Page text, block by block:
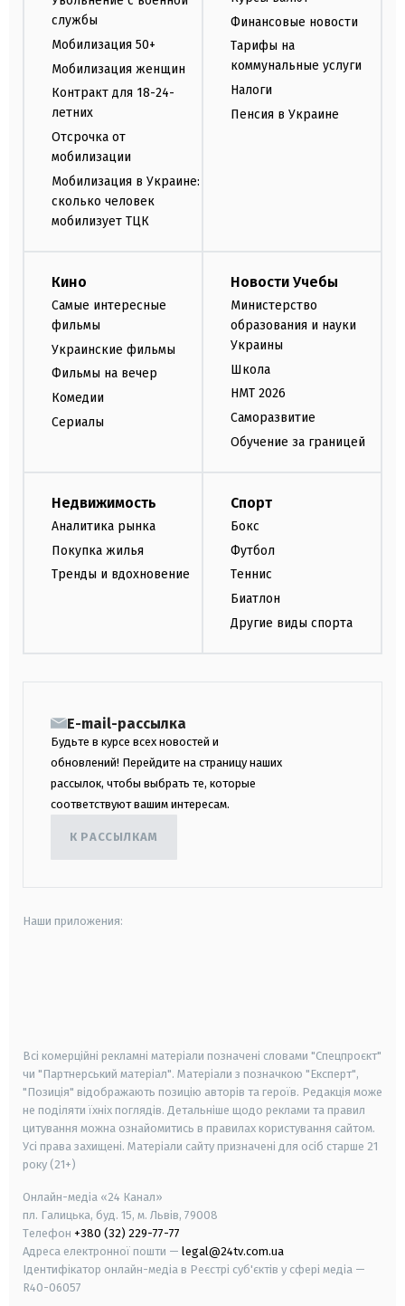
службы
Мобилизация 50+
Мобилизация женщин
Контракт для 18-24-
летних
Отсрочка от
мобилизации
Мобилизация в Украине:
сколько человек
мобилизует ТЦК
Финансовые новости
Тарифы на
коммунальные услуги
Налоги
Пенсия в Украине
Кино
Самые интересные
фильмы
Украинские фильмы
Фильмы на вечер
Комедии
Сериалы
Новости Учебы
Министерство
образования и науки
Украины
Школа
НМТ 2026
Саморазвитие
Обучение за границей
Недвижимость
Аналитика рынка
Покупка жилья
Тренды и вдохновение
Спорт
Бокс
Футбол
Теннис
Биатлон
Другие виды спорта
E-mail-рассылка
Будьте в курсе всех новостей и
обновлений! Перейдите на страницу наших
рассылок, чтобы выбрать те, которые
соответствуют вашим интересам.
К РАССЫЛКАМ
Наши приложения:
Всі комерційні рекламні матеріали позначені словами "Спецпроєкт"
чи "Партнерський матеріал". Матеріали з позначкою "Експерт",
"Позиція" відображають позицію авторів та героїв. Редакція може
не поділяти їхніх поглядів. Детальніше щодо реклами та правил
цитування можна ознайомитись в правилах користування сайтом.
Усі права захищені. Матеріали сайту призначені для осіб старше 21
року (21+)
Онлайн-медіа «24 Канал»
пл. Галицька, буд. 15, м. Львів, 79008
Телефон +380 (32) 229-77-77
Адреса електронної пошти — legal@24tv.com.ua
Ідентифікатор онлайн-медіа в Реєстрі суб'єктів у сфері медіа —
R40-06057